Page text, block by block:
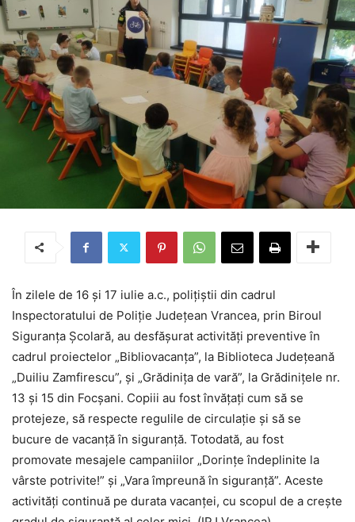
În zilele de 16 și 17 iulie a.c., polițiștii din cadrul
Inspectoratului de Poliție Județean Vrancea, prin Biroul
Siguranța Școlară, au desfășurat activități preventive în
cadrul proiectelor „Bibliovacanța”, la Biblioteca Județeană
„Duiliu Zamfirescu”, și „Grădinița de vară”, la Grădinițele nr.
13 și 15 din Focșani. Copiii au fost învățați cum să se
protejeze, să respecte regulile de circulație și să se
bucure de vacanță în siguranță. Totodată, au fost
promovate mesajele campaniilor „Dorințe îndeplinite la
vârste potrivite!” și „Vara împreună în siguranță”. Aceste
activități continuă pe durata vacanței, cu scopul de a crește